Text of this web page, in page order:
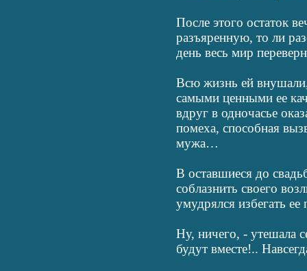
После этого остаток
разъяренную, то ли
день весь мир
Всю жизнь ей внушали,
самыми ценными ее
вдруг в одночасье
помеха, способная
мужа…
В оставшиеся до
соблазнить своего
умудрялся избегать
Ну, ничего, - утешала
будут вместе!..